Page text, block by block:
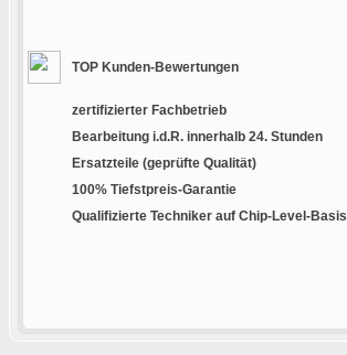
TOP Kunden-Bewertungen
zertifizierter Fachbetrieb
Bearbeitung i.d.R. innerhalb 24. Stunden
Ersatzteile (geprüfte Qualität)
100% Tiefstpreis-Garantie
Qualifizierte Techniker auf Chip-Level-Basis